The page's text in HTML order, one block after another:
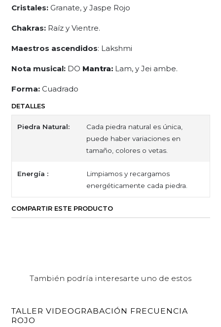
Cristales:Granate, y Jaspe Rojo
Chakras:Raíz y Vientre.
Maestros ascendidos: Lakshmi
Nota musical: DO Mantra: Lam, y Jei ambe.
Forma: Cuadrado
DETALLES
Piedra Natural:
Cada piedra natural es única,
puede haber variaciones en
tamaño, colores o vetas.
Energía :
Limpiamos y recargamos
energéticamente cada piedra.
COMPARTIR ESTE PRODUCTO
También podría interesarte uno de estos
TALLER VIDEOGRABACIÓN FRECUENCIA
ROJO